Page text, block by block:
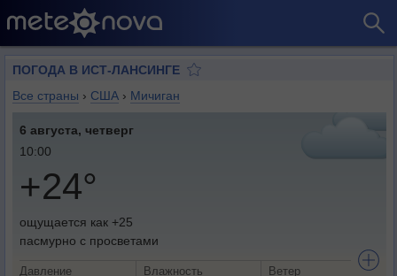
ПОГОДА В ИСТ-ЛАНСИНГЕ
Все страны › США › Мичиган
6 августа, четверг
10:00
+24°
ощущается как +25
пасмурно с просветами
Давление Влажность Ветер